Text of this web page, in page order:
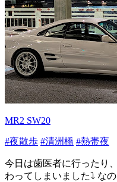
MR2 SW20
#夜散歩 #清洲橋 #熱帯夜
今日は歯医者に行ったり
わってしまいました⤵️ な